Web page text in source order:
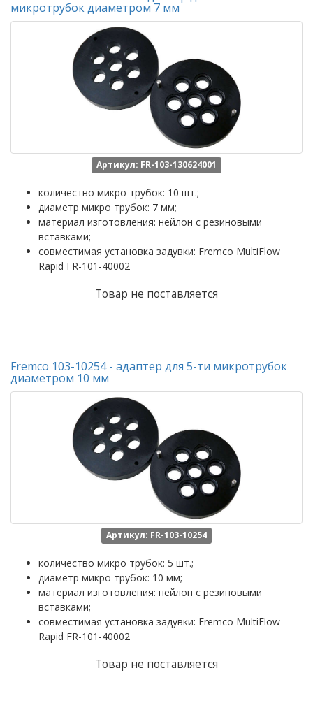
микротрубок диаметром 7 мм
Артикул: FR-103-130624001
количество микро трубок: 10 шт.;
диаметр микро трубок: 7 мм;
материал изготовления: нейлон с резиновыми
вставками;
совместимая установка задувки: Fremco MultiFlow
Rapid FR-101-40002
Товар не поставляется
Fremco 103-10254 - адаптер для 5-ти микротрубок
диаметром 10 мм
Артикул: FR-103-10254
количество микро трубок: 5 шт.;
диаметр микро трубок: 10 мм;
материал изготовления: нейлон с резиновыми
вставками;
совместимая установка задувки: Fremco MultiFlow
Rapid FR-101-40002
Товар не поставляется